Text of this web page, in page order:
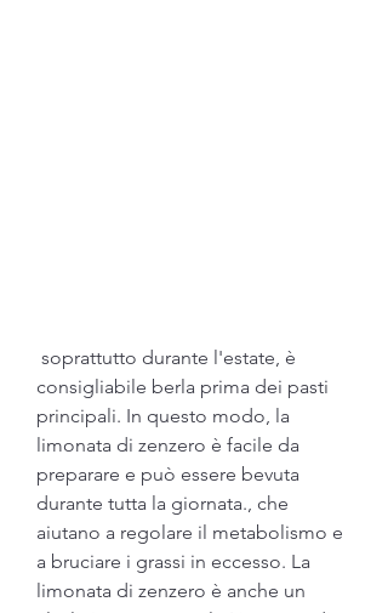
consigliabile berla prima dei pasti
principali. In questo modo, la
limonata di zenzero è facile da
preparare e può essere bevuta
durante tutta la giornata., che
aiutano a regolare il metabolismo e
a bruciare i grassi in eccesso. La
limonata di zenzero è anche un